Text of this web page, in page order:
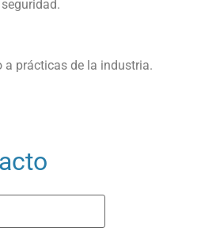
a prácticas de la industria.